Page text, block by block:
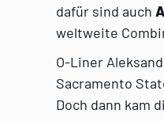
dafür sind auch
weltweite
O-Liner
Sacramento
Doch dann kam